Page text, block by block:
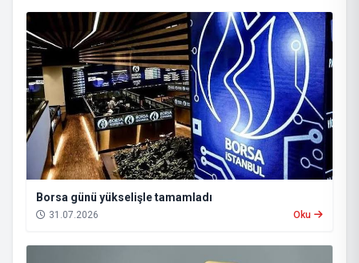
Borsa günü yükselişle tamamladı
31.07.2026 Oku